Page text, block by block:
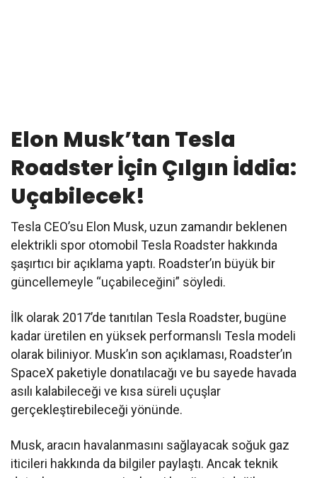
Elon Musk’tan Tesla
Roadster İçin Çılgın İddia:
Uçabilecek!
Tesla CEO’su Elon Musk, uzun zamandır beklenen
elektrikli spor otomobil Tesla Roadster hakkında
şaşırtıcı bir açıklama yaptı. Roadster’ın büyük bir
güncellemeyle “uçabileceğini” söyledi.
İlk olarak 2017’de tanıtılan Tesla Roadster, bugüne
kadar üretilen en yüksek performanslı Tesla modeli
olarak biliniyor. Musk’ın son açıklaması, Roadster’ın
SpaceX paketiyle donatılacağı ve bu sayede havada
asılı kalabileceği ve kısa süreli uçuşlar
gerçekleştirebileceği yönünde.
Musk, aracın havalanmasını sağlayacak soğuk gaz
iticileri hakkında da bilgiler paylaştı. Ancak teknik